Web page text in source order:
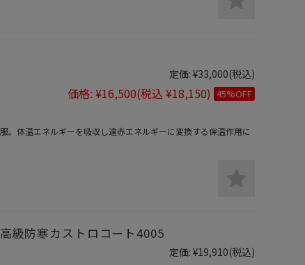
定価: ¥33,000(税込)
価格: ¥16,500(税込 ¥18,150) 45%OFF
。体温エネルギーを吸収し遠赤エネルギーに変換する保温作用に
級防寒カストロコート4005
定価: ¥19,910(税込)